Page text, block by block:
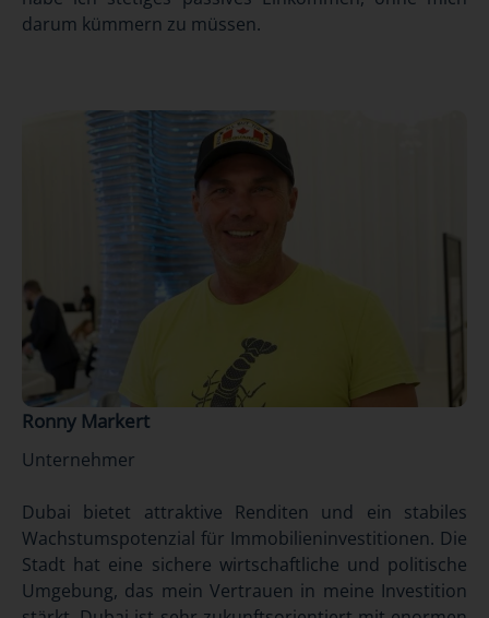
darum kümmern zu müssen.
Ronny Markert
Unternehmer
Dubai bietet attraktive Renditen und ein stabiles
Wachstumspotenzial für Immobilieninvestitionen. Die
Stadt hat eine sichere wirtschaftliche und politische
Umgebung, das mein Vertrauen in meine Investition